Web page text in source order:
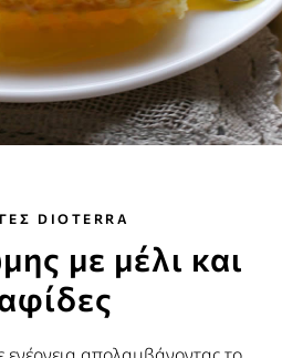
DIOTERRA
με μέλι και